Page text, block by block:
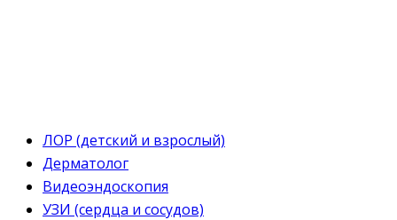
ЛОР (детский и взрослый)
Дерматолог
Видеоэндоскопия
УЗИ (сердца и сосудов)